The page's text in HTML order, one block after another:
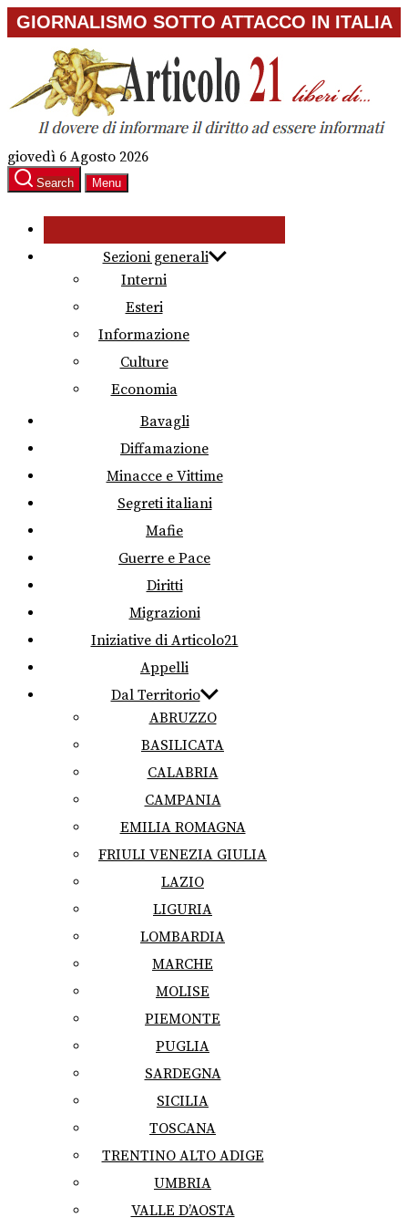
Skip
to
content
GIORNALISMO SOTTO ATTACCO IN ITALIA
giovedì 6 Agosto 2026
Search Menu
Sezioni generali
Interni
Esteri
Informazione
Culture
Economia
Bavagli
Diffamazione
Minacce e Vittime
Segreti italiani
Mafie
Guerre e Pace
Diritti
Migrazioni
Iniziative di Articolo21
Appelli
Dal Territorio
ABRUZZO
BASILICATA
CALABRIA
CAMPANIA
EMILIA ROMAGNA
FRIULI VENEZIA GIULIA
LAZIO
LIGURIA
LOMBARDIA
MARCHE
MOLISE
PIEMONTE
PUGLIA
SARDEGNA
SICILIA
TOSCANA
TRENTINO ALTO ADIGE
UMBRIA
VALLE D’AOSTA